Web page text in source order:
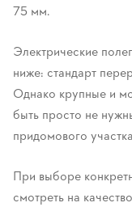
75 мм.
Электрические
ниже: стандарт
Однако крупные и
быть просто не
придомового
При выборе
смотреть на